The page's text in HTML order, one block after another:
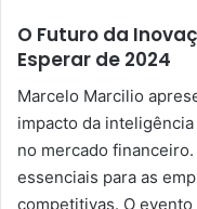
O Futuro da
Esperar de 2024
Marcelo Marcilio
impacto da
no mercado
essenciais para as
competitivas. O